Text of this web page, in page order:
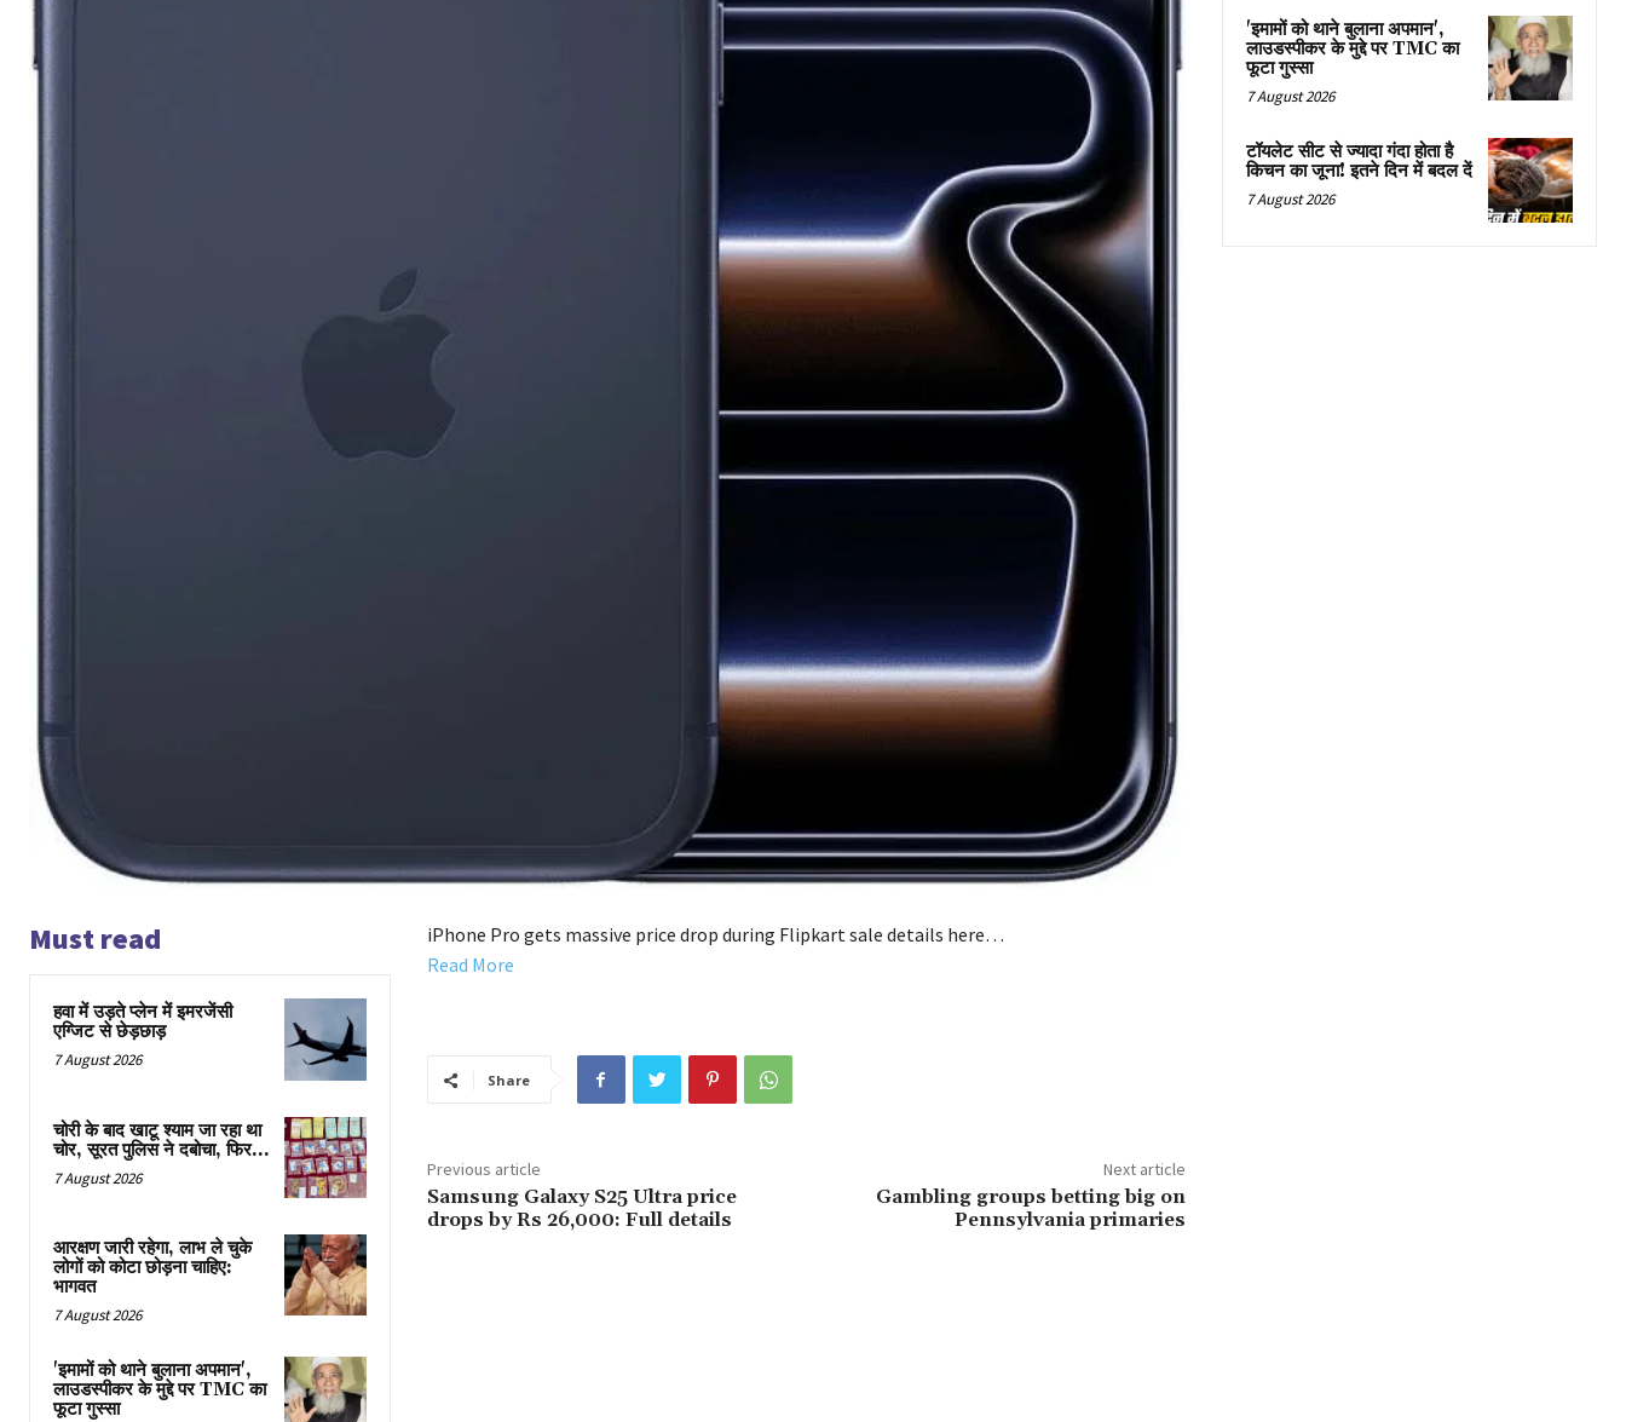
Must read
हवा में उड़ते प्लेन में इमरजेंसी
एग्जिट से छेड़छाड़
7 August 2026
चोरी के बाद खाटू श्याम जा रहा था
चोर, सूरत पुलिस ने दबोचा, फिर…
7 August 2026
आरक्षण जारी रहेगा, लाभ ले चुके
लोगों को कोटा छोड़ना चाहिए:
भागवत
7 August 2026
'इमामों को थाने बुलाना अपमान',
लाउडस्पीकर के मुद्दे पर TMC का
फूटा गुस्सा
iPhone Pro gets massive price drop during Flipkart sale details here…
Read More
Share
Previous article
Samsung Galaxy S25 Ultra price
drops by Rs 26,000: Full details
Next article
Gambling groups betting big on
Pennsylvania primaries
'इमामों को थाने बुलाना अपमान',
लाउडस्पीकर के मुद्दे पर TMC का
फूटा गुस्सा
7 August 2026
टॉयलेट सीट से ज्यादा गंदा होता है
किचन का जूना! इतने दिन में बदल दें
7 August 2026